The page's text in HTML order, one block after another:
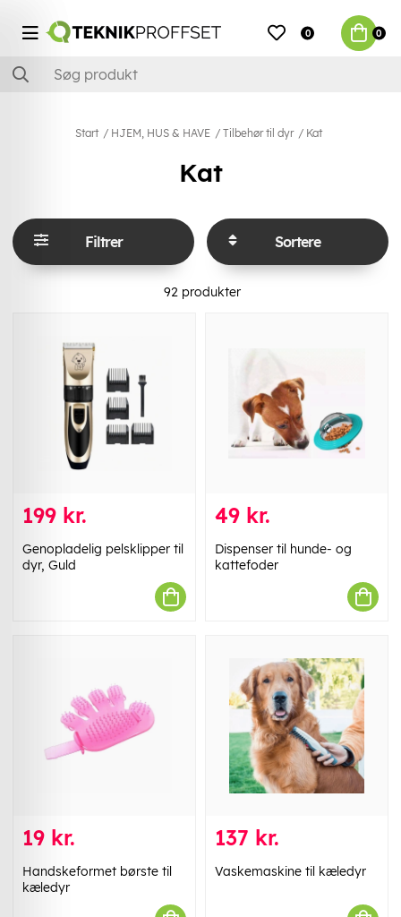
0 0
Start HJEM, HUS & HAVE Tilbehør til dyr Kat
Kat
Filtrer Sortere
92 produkter
199 kr.
Genopladelig pelsklipper til
dyr, Guld
49 kr.
Dispenser til hunde- og
kattefoder
19 kr.
Handskeformet børste til
kæledyr
137 kr.
Vaskemaskine til kæledyr